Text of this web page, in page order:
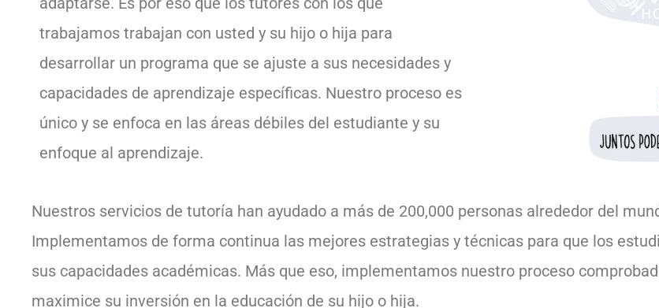
trabajamos trabajan con usted y su hijo o hija para
desarrollar un programa que se ajuste a sus necesidades y
capacidades de aprendizaje específicas. Nuestro proceso es
único y se enfoca en las áreas débiles del estudiante y su
enfoque al aprendizaje.
Nuestros servicios de tutoría han ayudado a más de 200,000 personas alrededor del
Implementamos de forma continua las mejores estrategias y técnicas para que los
sus capacidades académicas. Más que eso, implementamos nuestro proceso
maximice su inversión en la educación de su hijo o hija.